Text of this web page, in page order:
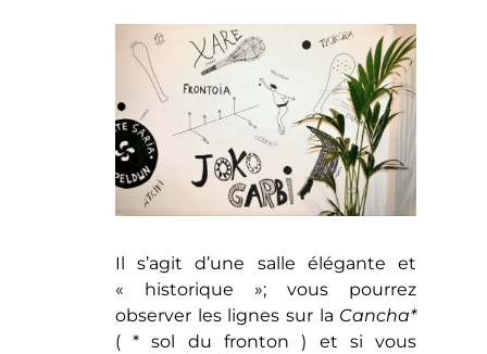
Il s’agit d’une salle élégante et
« historique »; vous pourrez
observer les lignes sur la Cancha*
( * sol du fronton ) et si vous